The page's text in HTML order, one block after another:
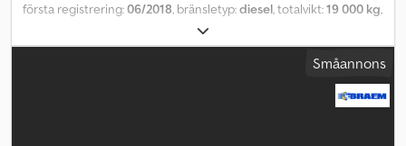
första registrering:06/2018, bränsletyp:diesel, totalvikt:19 000 kg,
, axelkonfiguration:
emissionsklass:Euro 6, Tillverkningsår:2018, 7800 tim manuell
växellåda Sermac 26 m pump VI TALAR TYSKA WE SPEAK ENGLISH
VI TALER RYSKA VI TALAR SPANSKA Cjdsx A H Uwopfx Agmorf
Småannons